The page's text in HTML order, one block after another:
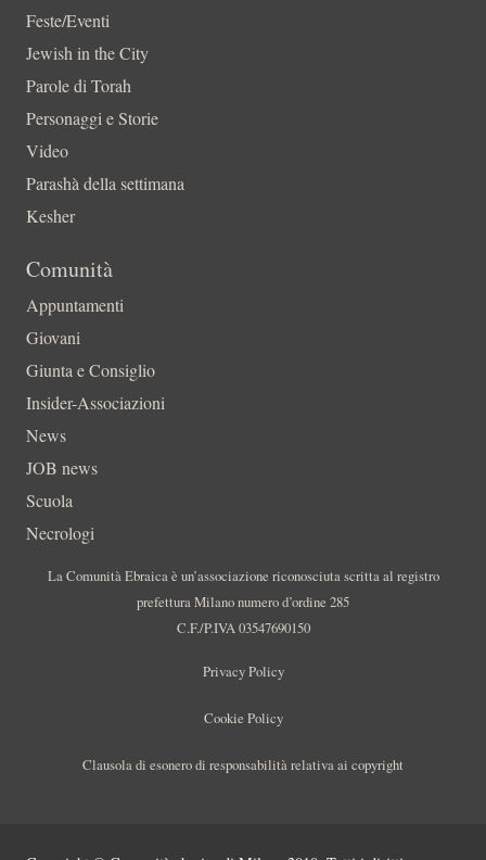
Feste/Eventi
Jewish in the City
Parole di Torah
Personaggi e Storie
Video
Parashà della settimana
Kesher
Comunità
Appuntamenti
Giovani
Giunta e Consiglio
Insider-Associazioni
News
JOB news
Scuola
Necrologi
La Comunità Ebraica è un’associazione riconosciuta scritta al registro
prefettura Milano numero d’ordine 285
C.F./P.IVA 03547690150
Privacy Policy
Cookie Policy
Clausola di esonero di responsabilità relativa ai copyright